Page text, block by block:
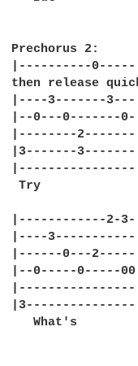
Prechorus 2:
|----------0-----
then release
|----3-------
|--0---0-------
|--------
|3-------
Try
|------------2-
|----
|------0---2-----
|--0-----0-----
What's